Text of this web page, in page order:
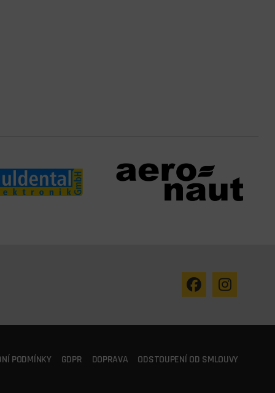
PODMÍNKY GDPR DOPRAVA ODSTOUPENÍ OD SMLOUVY